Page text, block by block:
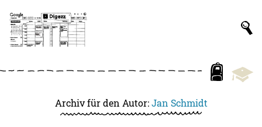
Archiv für den Autor:Jan Schmidt